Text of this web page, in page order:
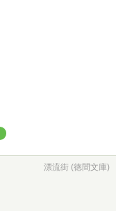
漂流街 (徳間文庫)